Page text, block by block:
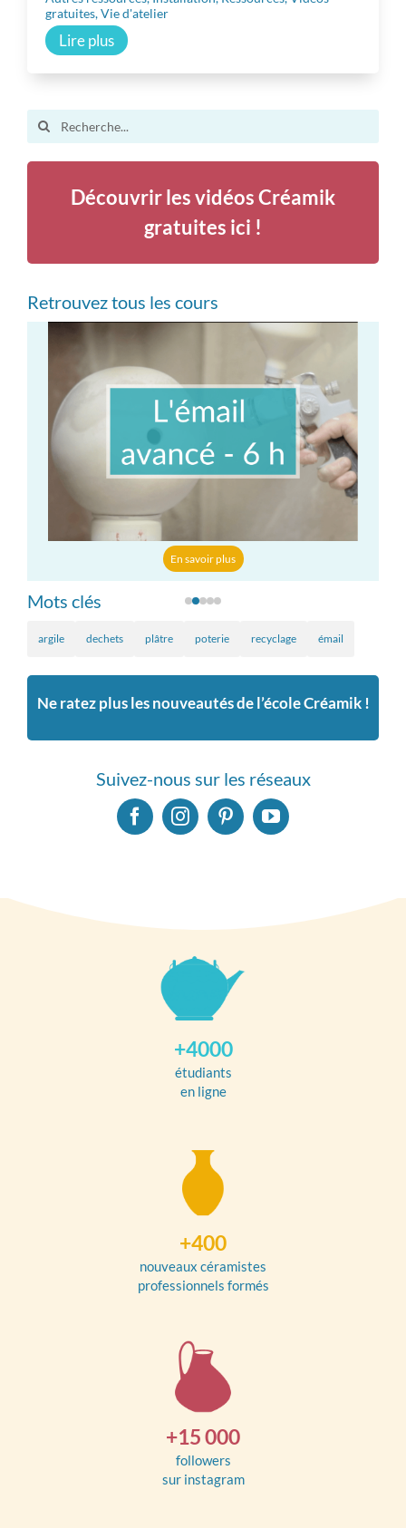
gratuites,Vie d'atelier
Lire plus
Search
for:
Découvrir les vidéos Créamik
gratuites ici !
Retrouvez tous les cours
En savoir plus
Mots clés
argile dechets plâtre poterie recyclage émail
Ne ratez plus les nouveautés de l’école Créamik !
Suivez-nous sur les réseaux
+4000
étudiants
en ligne
+400
nouveaux céramistes
professionnels formés
+15 000
followers
sur instagram